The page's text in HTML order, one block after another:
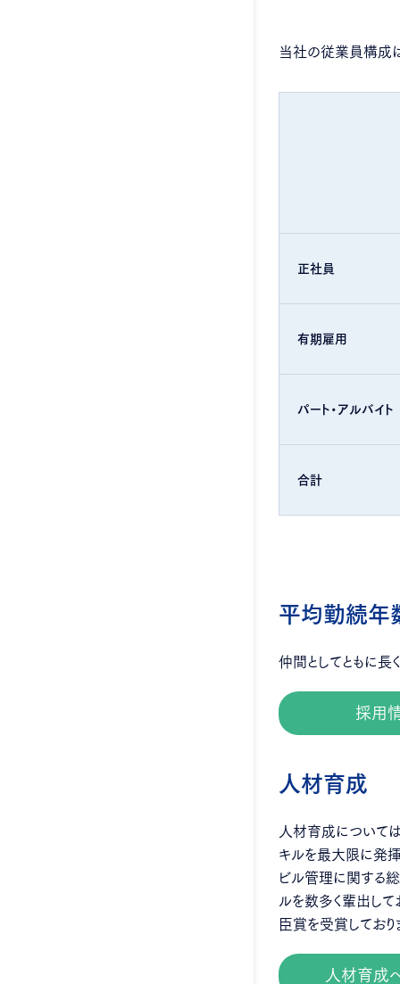
当社の従業員構成
正社員
有期雇用
パート・アルバイト
合計
平均勤続年
仲間としてともに長
採用
人材育成
人材育成について
キルを最大限に発揮
ビル管理に関する
ルを数多く輩出し
臣賞を受賞しており
人材育成